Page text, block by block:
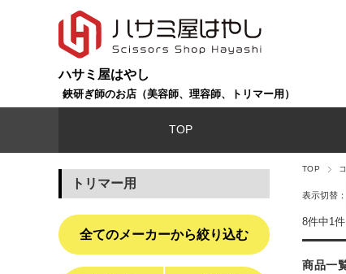
ハサミ屋はやし
鋏研ぎ師のお店（美容師、理容師、トリマー用）
TOP
TOP
表示切替：
8件中1
商品一
トリマー用
全てのメーカーから絞り込む